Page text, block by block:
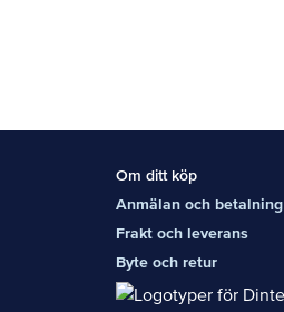
Om ditt köp
Anmälan och betalning
Frakt och leverans
Byte och retur